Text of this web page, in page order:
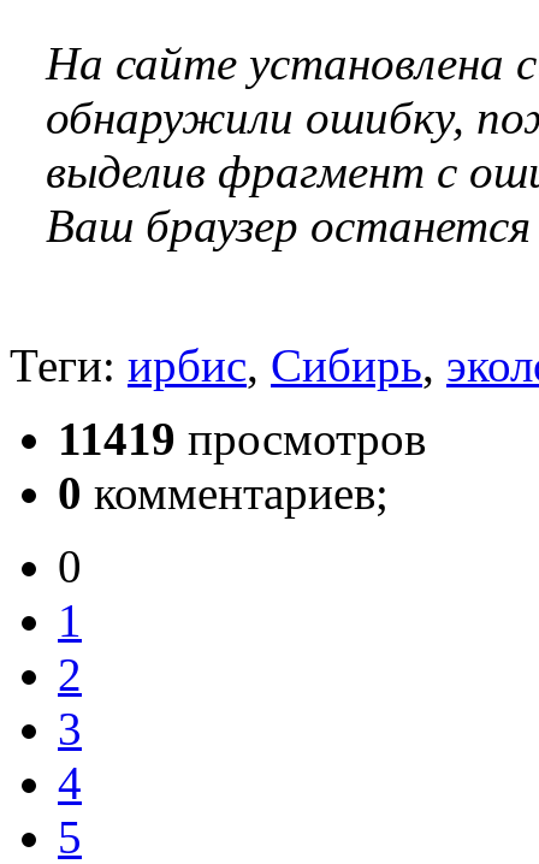
На сайте установлена
обнаружили ошибку,
выделив фрагмент с
Ваш браузер
Теги: ирбис, Сибирь,
11419 просмотров
0 комментариев;
0
1
2
3
4
5